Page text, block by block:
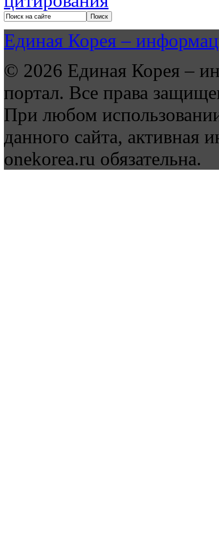
Единая Корея –
© 2026 Единая Корея –
портал. Все права
При любом
данного сайта, активная
onekorea.ru обязательна.